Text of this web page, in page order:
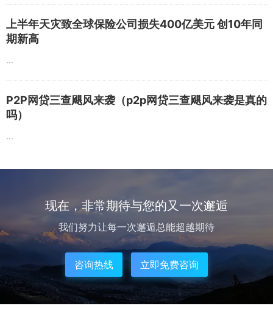
上半年天灾致全球保险公司损失400亿美元 创10年同
期新高
...
P2P网贷三查飓风来袭（p2p网贷三查飓风来袭是真的
吗）
...
现在，非常期待与您的又一次邂逅
我们努力让每一次邂逅总能超越期待
咨询热线 立即免费咨询